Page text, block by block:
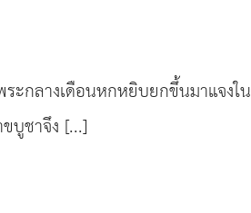
กลางเดือนหกหยิบยกขึ้นมาแจงใ
บูชาจึง [...]